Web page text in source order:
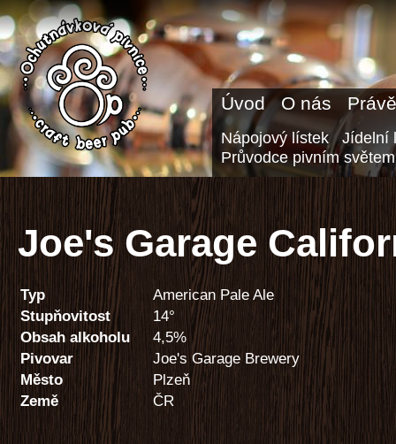
Úvod O nás
Nápojový lístek
Jídelní
Průvodce pivním světem
Joe's Garage
Typ
American Pale Ale
Stupňovitost
14°
Obsah alkoholu
4,5%
Pivovar
Joe's Garage Brewery
Město
Plzeň
Země
ČR